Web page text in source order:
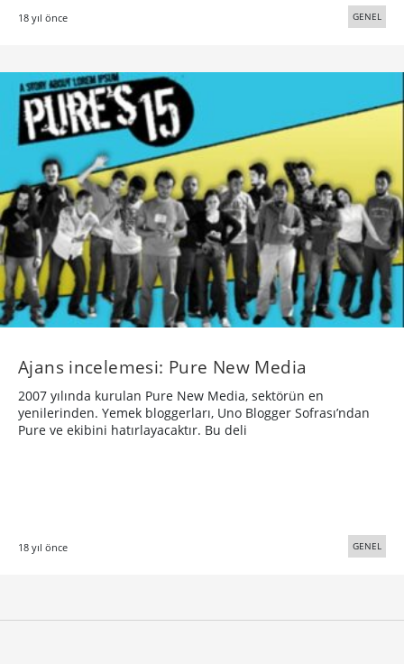
18 yıl önce GENEL
Ajans incelemesi: Pure New Media
2007 yılında kurulan Pure New Media, sektörün en
yenilerinden. Yemek bloggerları, Uno Blogger Sofrası’ndan
Pure ve ekibini hatırlayacaktır. Bu deli
18 yıl önce GENEL